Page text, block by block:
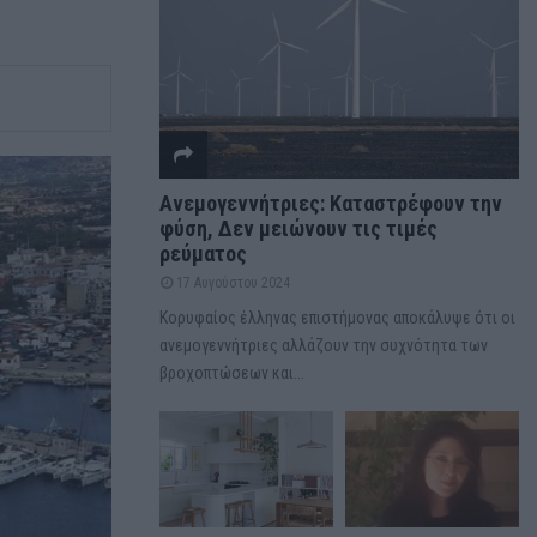
Ανεμογεννήτριες: Καταστρέφουν την
φύση, Δεν μειώνουν τις τιμές
ρεύματος
17 Αυγούστου 2024
Κορυφαίος έλληνας επιστήμονας αποκάλυψε ότι οι
ανεμογεννήτριες αλλάζουν την συχνότητα των
βροχοπτώσεων και...